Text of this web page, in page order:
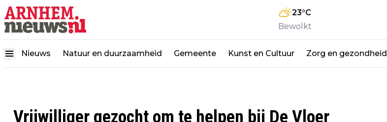
23°C
Bewolkt
Nieuws Natuur en duurzaamheid Gemeente Kunst en Cultuur Zorg en gezondheid
Vrijwilliger gezocht om te helpen bij De Vloer